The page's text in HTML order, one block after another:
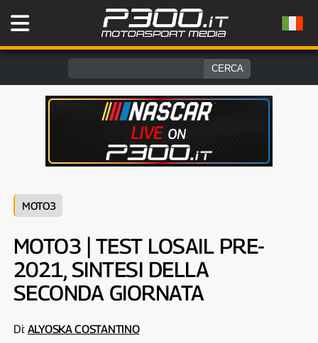
MOTO3
MOTO3 | TEST LOSAIL PRE-
2021, SINTESI DELLA
SECONDA GIORNATA
Di: ALYOSKA COSTANTINO